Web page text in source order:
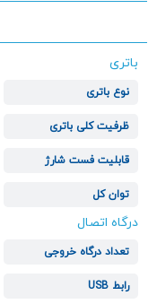
باتری
نوع باتری
ظرفیت کلی باتری
قابلیت فست شارژ
توان کل
درگاه اتصال
تعداد درگاه خروجی
رابط USB